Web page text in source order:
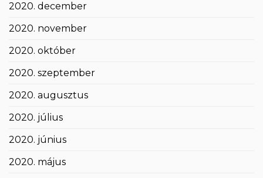
2020. december
2020. november
2020. október
2020. szeptember
2020. augusztus
2020. július
2020. június
2020. május